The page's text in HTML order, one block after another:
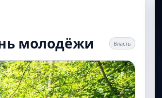
молодёжи Власть